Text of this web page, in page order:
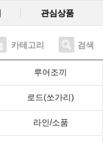
관심상품
카테고리 검색
루어조끼
로드(쏘가리)
라인/소품